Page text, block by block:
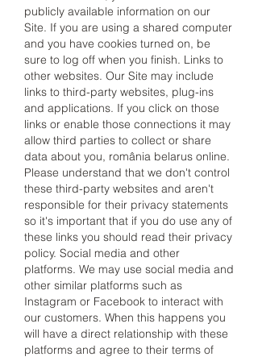
publicly available information on our
Site. If you are using a shared computer
and you have cookies turned on, be
sure to log off when you finish. Links to
other websites. Our Site may include
links to third-party websites, plug-ins
and applications. If you click on those
links or enable those connections it may
allow third parties to collect or share
data about you, românia belarus online.
Please understand that we don't control
these third-party websites and aren't
responsible for their privacy statements
so it's important that if you do use any of
these links you should read their privacy
policy. Social media and other
platforms. We may use social media and
other similar platforms such as
Instagram or Facebook to interact with
our customers. When this happens you
will have a direct relationship with these
platforms and agree to their terms of